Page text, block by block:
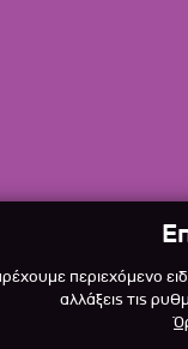
περιεχόμενο
αλλάξεις τις